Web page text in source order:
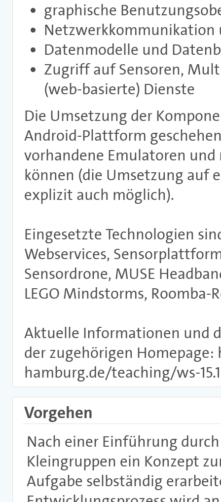
graphische
Datenmodelle und
Zugriff auf Sensoren,
(web-basierte) Dienste
Die Umsetzung der
Android-Plattform
vorhandene Emulatoren
können (die Umsetzung auf
explizit auch möglich).
Eingesetzte Technologien
Webservices,
Sensordrone, MUSE
LEGO Mindstorms, Roomba-
Aktuelle Informationen und
der zugehörigen
hamburg.de/teaching/ws-
Vorgehen
Nach einer Einführung
Kleingruppen ein Konzept
Aufgabe selbständig